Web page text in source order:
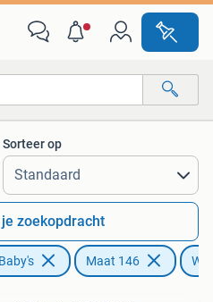
Sorteer op
zoekopdracht
Maat 146 WE